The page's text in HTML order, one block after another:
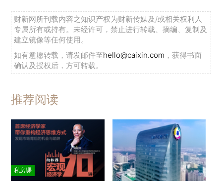
财新网所刊载内容之知识产权为财新传媒及/或相关权利人
专属所有或持有。未经许可，禁止进行转载、摘编、复制及
建立镜像等任何使用。
如有意愿转载，请发邮件至hello@caixin.com ，获得书面
确认及授权后，方可转载。
推荐阅读
私房课